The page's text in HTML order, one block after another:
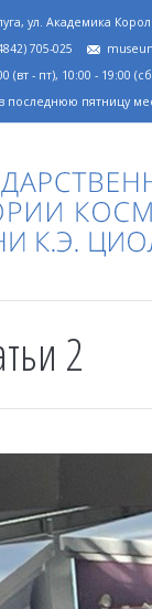
ул. Академика
705-025
(вт - пт), 10:00 - 19:00
пятницу
2